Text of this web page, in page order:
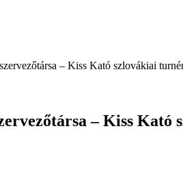
– Kiss Kató szlovákiai
– Kiss